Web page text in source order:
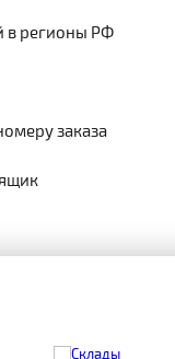
в регионы РФ
заказа